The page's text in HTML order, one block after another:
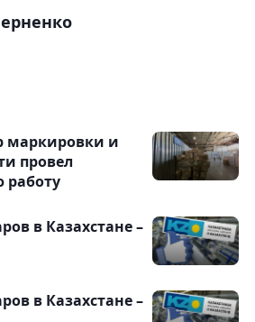
маркировки и
провел
работу
в Казахстане –
в Казахстане –